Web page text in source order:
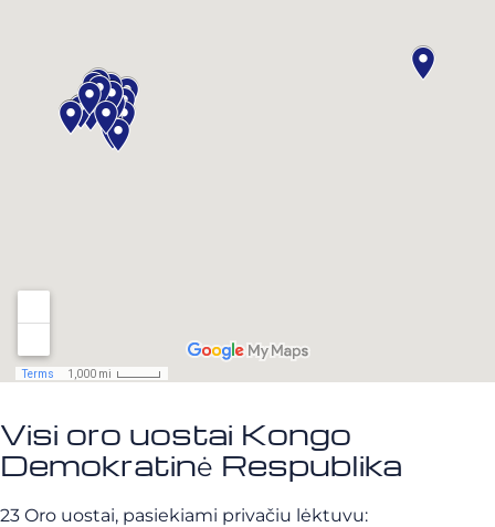
Visi oro uostai Kongo
Demokratinė Respublika
23 Oro uostai, pasiekiami privačiu lėktuvu: